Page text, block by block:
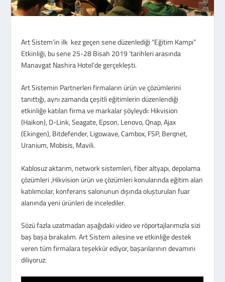
Art Sistem’in ilk kez geçen sene düzenlediği “Eğitim Kampı”
Etkinliği, bu sene 25-28 Bisah 2019 ‘tarihleri arasında
Manavgat Nashira Hotel’de gerçekleşti.
Art Sistemin Partnerleri firmaların ürün ve çözümlerini
tanıttığı, aynı zamanda çeşitli eğitimlerin düzenlendiği
etkinliğe katılan firma ve markalar şöyleydi: Hikvision
(Haikon), D-Link, Seagate, Epson, Lenovo, Qnap, Ajax
(Ekingen), Bitdefender, Ligowave, Cambox, FSP, Berqnet,
Uranium, Mobisis, Mavili.
Kablosuz aktarım, network sistemleri, fiber altyapı, depolama
çözümleri ,Hikvision ürün ve çözümleri konularında eğitim alan
katılımcılar, konferans salonunun dışında oluşturulan fuar
alanında yeni ürünleri de incelediler.
Sözü fazla uzatmadan aşağıdaki video ve röportajlarımızla sizi
baş başa bırakalım. Art Sistem ailesine ve etkinliğe destek
veren tüm firmalara teşekkür ediyor, başarılarının devamını
diliyoruz.